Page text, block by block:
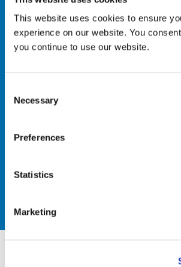
This website uses cookies to ensure
experience on our website. You
you continue to use our website.
Selection
Necessary
Preferences
Statistics
Marketing
Fomenta relaciones sólidas y positivas
tanto internos como externos. Escucha y
necesidades de nuestros clientes y